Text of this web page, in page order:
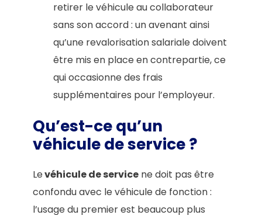
retirer le véhicule au collaborateur
sans son accord : un avenant ainsi
qu’une revalorisation salariale doivent
être mis en place en contrepartie, ce
qui occasionne des frais
supplémentaires pour l’employeur.
Qu’est-ce qu’un
véhicule de service ?
Levéhicule de service ne doit pas être
confondu avec le véhicule de fonction :
l’usage du premier est beaucoup plus